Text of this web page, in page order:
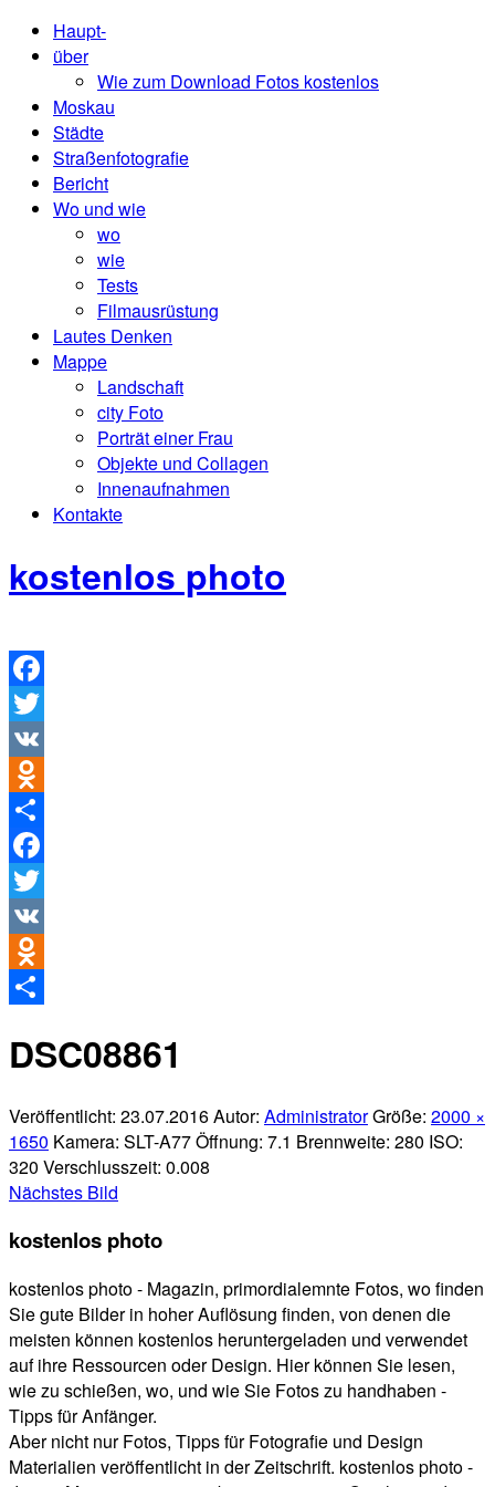
Haupt-
über
Wie zum Download Fotos kostenlos
Moskau
Städte
Straßenfotografie
Bericht
Wo und wie
wo
wie
Tests
Filmausrüstung
Lautes Denken
Mappe
Landschaft
city ​​Foto
Porträt einer Frau
Objekte und Collagen
Innenaufnahmen
Kontakte
kostenlos photo
Facebook
Twitter
VK
Odnoklassniki
Teilen
Facebook
Twitter
VK
Odnoklassniki
DSC08861
Veröffentlicht: 23.07.2016Autor: AdministratorGröße: 2000 ×
1650 Kamera: SLT-A77Öffnung: 7.1 Brennweite: 280 ISO:
320 Verschlusszeit: 0.008
Nächstes Bild
kostenlos photo
kostenlos photo - Magazin, primordialemnte Fotos, wo finden
Sie gute Bilder in hoher Auflösung finden, von denen die
meisten können kostenlos heruntergeladen und verwendet
auf ihre Ressourcen oder Design. Hier können Sie lesen,
wie zu schießen, wo, und wie Sie Fotos zu handhaben -
Tipps für Anfänger.
Aber nicht nur Fotos, Tipps für Fotografie und Design
Materialien veröffentlicht in der Zeitschrift. kostenlos photo -